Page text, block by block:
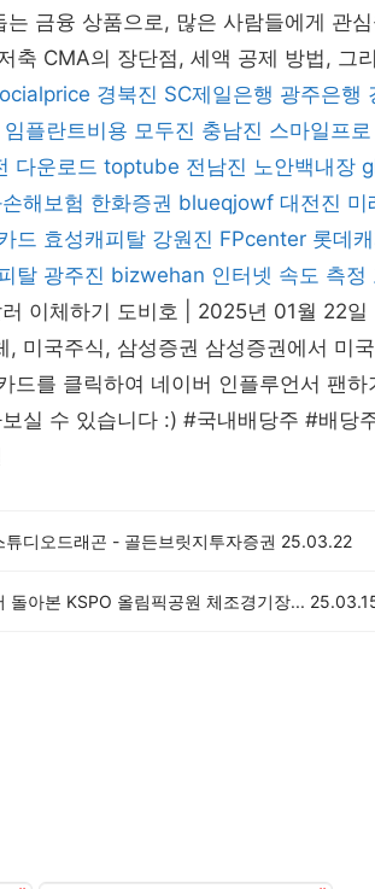
금융 상품으로, 많은 사람들에게 관
축 CMA의 장단점, 세액 공제 방법, 그
경북진 SC제일은행 광주은행
임플란트비용 모두진 충남진 스마일프로
다운로드 toptube 전남진 노안백내장
해보험 한화증권 blueqjowf 대전진 미
드 효성캐피탈 강원진 FPcenter 롯데
탈 광주진 bizwehan 인터넷 속도 측정
이체하기 도비호 | 2025년 01월 22
미국주식, 삼성증권 삼성증권에서 미
드를 클릭하여 네이버 인플루언서 팬
실 수 있습니다 :) #국내배당주 #배당
디오드래곤 - 골든브릿지투자증권 25.03.22
돌아본 KSPO 올림픽공원 체조경기장...